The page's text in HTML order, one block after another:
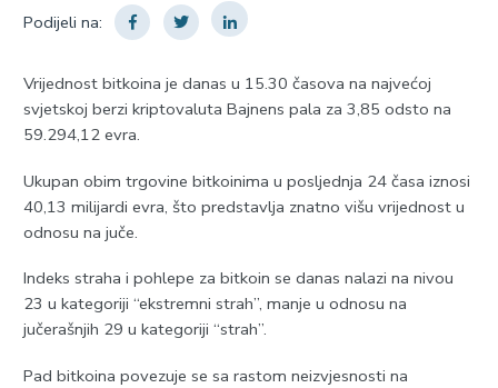
Podijeli na:
Vrijednost bitkoina je danas u 15.30 časova na najvećoj
svjetskoj berzi kriptovaluta Bajnens pala za 3,85 odsto na
59.294,12 evra.
Ukupan obim trgovine bitkoinima u posljednja 24 časa iznosi
40,13 milijardi evra, što predstavlja znatno višu vrijednost u
odnosu na juče.
Indeks straha i pohlepe za bitkoin se danas nalazi na nivou
23 u kategoriji “ekstremni strah”, manje u odnosu na
jučerašnjih 29 u kategoriji “strah”.
Pad bitkoina povezuje se sa rastom neizvjesnosti na